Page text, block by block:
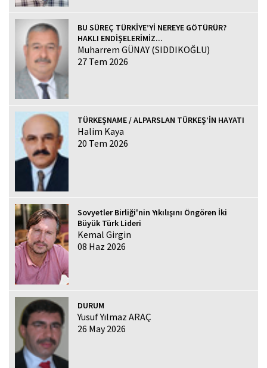
BU SÜREÇ TÜRKİYE’Yİ NEREYE GÖTÜRÜR?
HAKLI ENDİŞELERİMİZ...
Muharrem GÜNAY (SIDDIKOĞLU)
27 Tem 2026
TÜRKEŞNAME / ALPARSLAN TÜRKEŞ’İN HAYATI
Halim Kaya
20 Tem 2026
Sovyetler Birliği'nin Yıkılışını Öngören İki
Büyük Türk Lideri
Kemal Girgin
08 Haz 2026
DURUM
Yusuf Yılmaz ARAÇ
26 May 2026